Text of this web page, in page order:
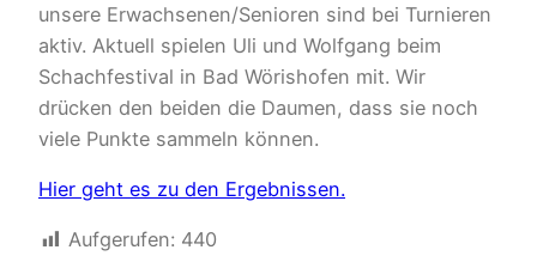
unsere Erwachsenen/Senioren sind bei Turnieren
aktiv. Aktuell spielen Uli und Wolfgang beim
Schachfestival in Bad Wörishofen mit. Wir
drücken den beiden die Daumen, dass sie noch
viele Punkte sammeln können.
Hier geht es zu den Ergebnissen.
Aufgerufen: 440